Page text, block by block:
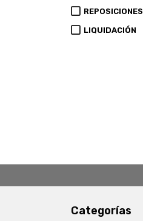
REPOSICIONES
LIQUIDACIÓN
Categorías